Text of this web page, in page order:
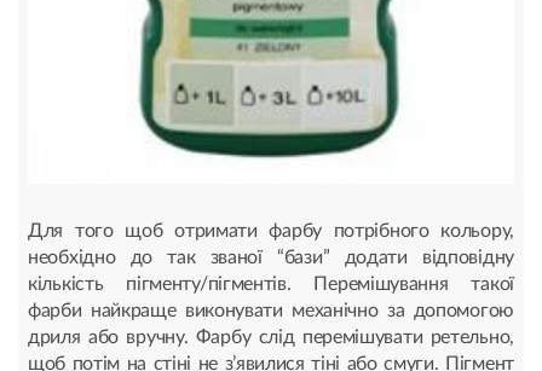
Для того щоб отримати фарбу потрібного кольору,
необхідно до так званої “бази” додати відповідну
кількість пігменту/пігментів. Перемішування такої
фарби найкраще виконувати механічно за допомогою
дриля або вручну. Фарбу слід перемішувати ретельно,
щоб потім на стіні не з’явилися тіні або смуги. Пігмент